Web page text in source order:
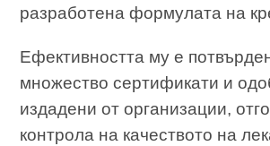
разработена формулата на
Ефективността му е
множество сертификати и
издадени от организации,
контрола на качеството на